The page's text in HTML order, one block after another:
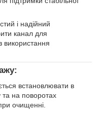
і надійний
канал для
використання
встановлювати в
та на поворотах
очищенні.